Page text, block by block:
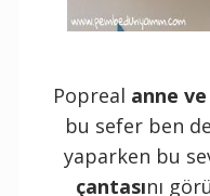
Popreal anne
bu sefer ben
yaparken bu
çantasını